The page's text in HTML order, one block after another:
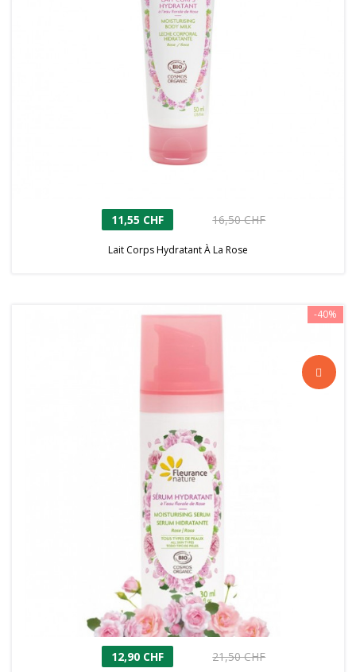
11,55 CHF 16,50 CHF
Lait Corps Hydratant À La Rose
-40%
12,90 CHF 21,50 CHF